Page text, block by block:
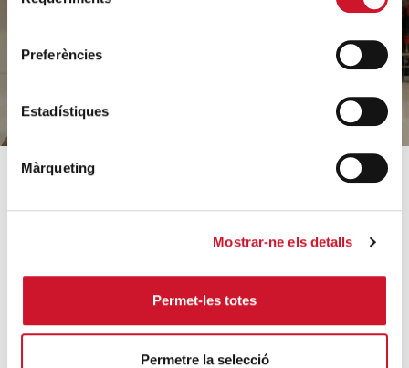
Preferències
Estadístiques
Màrqueting
Mostrar-ne els detalls
Permet-les totes
Permetre la selecció
Orientacions estratègiques
Dades rellevants 2025
Coneix els nostres